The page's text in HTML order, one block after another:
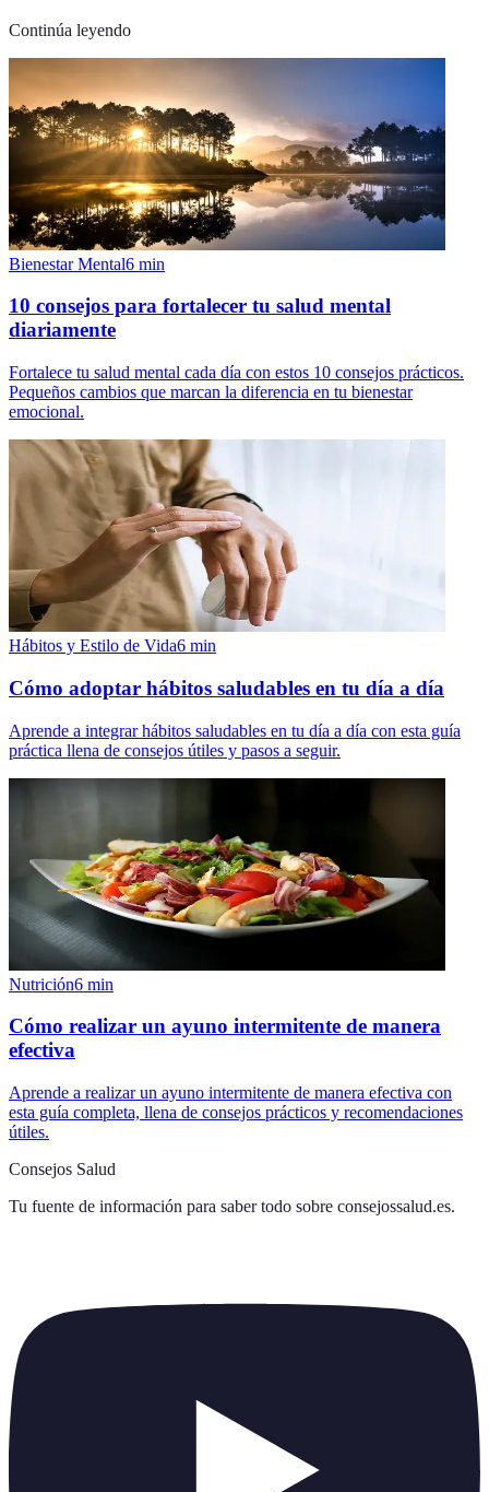
Continúa leyendo
Bienestar Mental6 min
10 consejos para fortalecer tu salud mental
diariamente
Fortalece tu salud mental cada día con estos 10 consejos prácticos.
Pequeños cambios que marcan la diferencia en tu bienestar
emocional.
Hábitos y Estilo de Vida6 min
Cómo adoptar hábitos saludables en tu día a día
Aprende a integrar hábitos saludables en tu día a día con esta guía
práctica llena de consejos útiles y pasos a seguir.
Nutrición6 min
Cómo realizar un ayuno intermitente de manera
efectiva
Aprende a realizar un ayuno intermitente de manera efectiva con
esta guía completa, llena de consejos prácticos y recomendaciones
útiles.
Consejos Salud
Tu fuente de información para saber todo sobre consejossalud.es.